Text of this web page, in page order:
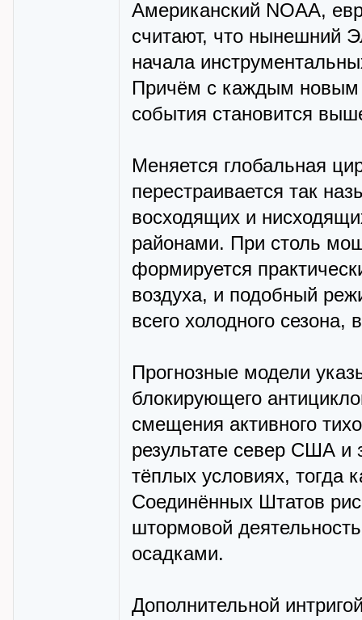
Американский NOAA,
считают, что нынешний
начала
Причём с каждым новым
события становится
Меняется глобальная
перестраивается так
восходящих и
районами. При столь
формируется
воздуха, и подобный
всего холодного сезона,
Прогнозные модели
блокирующего
смещения активного
результате север США и
тёплых условиях, тогда
Соединённых Штатов
штормовой
осадками.
Дополнительной